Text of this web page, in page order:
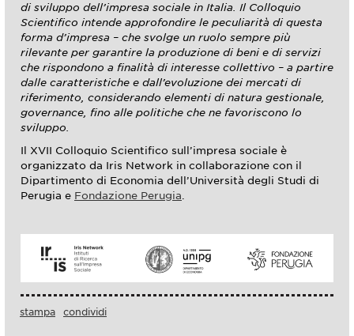
di sviluppo dell’impresa sociale in Italia. Il Colloquio
Scientifico intende approfondire le peculiarità di questa
forma d’impresa – che svolge un ruolo sempre più
rilevante per garantire la produzione di beni e di servizi
che rispondono a finalità di interesse collettivo – a partire
dalle caratteristiche e dall’evoluzione dei mercati di
riferimento, considerando elementi di natura gestionale,
governance, fino alle politiche che ne favoriscono lo
sviluppo.
Il XVII Colloquio Scientifico sull’impresa sociale è
organizzato da Iris Network in collaborazione con il
Dipartimento di Economia dell’Università degli Studi di
Perugia e Fondazione Perugia
stampa condividi